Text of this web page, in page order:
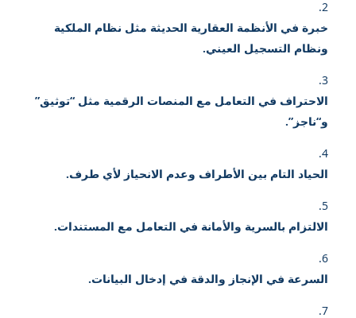
خبرة في الأنظمة العقارية الحديثة مثل نظام الملكية
ونظام التسجيل العيني.
الاحتراف في التعامل مع المنصات الرقمية مثل “توثيق”
و“ناجز”.
الحياد التام بين الأطراف وعدم الانحياز لأي طرف.
الالتزام بالسرية والأمانة في التعامل مع المستندات.
السرعة في الإنجاز والدقة في إدخال البيانات.